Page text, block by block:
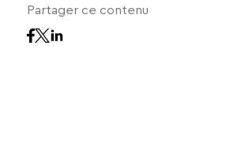
Partager ce contenu